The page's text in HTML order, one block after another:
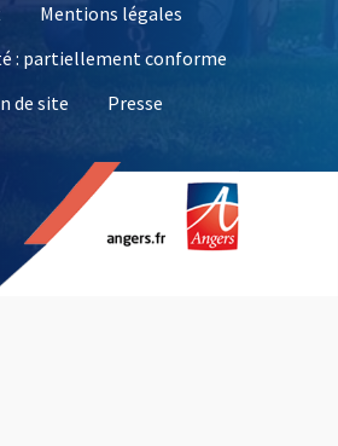
Mentions légales
: partiellement conforme
de site
Presse